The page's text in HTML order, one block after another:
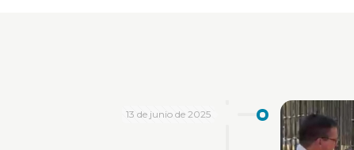
13 de junio de 2025